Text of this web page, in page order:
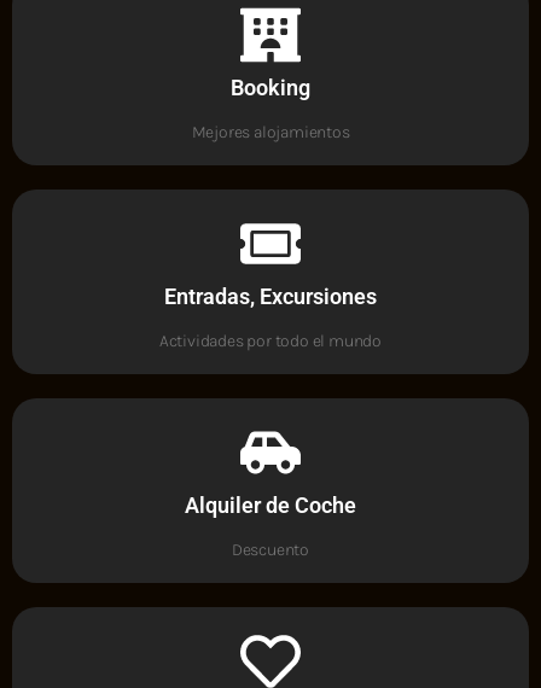
Booking
Mejores alojamientos
Entradas, Excursiones
Actividades por todo el mundo
Alquiler de Coche
Descuento